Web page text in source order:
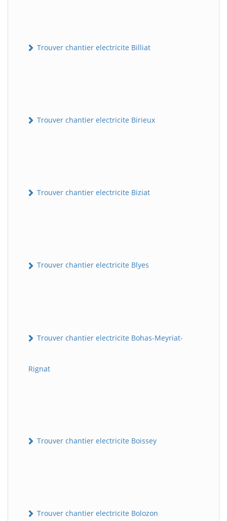
Trouver chantier electricite Billiat
Trouver chantier electricite Birieux
Trouver chantier electricite Biziat
Trouver chantier electricite Blyes
Trouver chantier electricite Bohas-Meyriat-
Rignat
Trouver chantier electricite Boissey
Trouver chantier electricite Bolozon